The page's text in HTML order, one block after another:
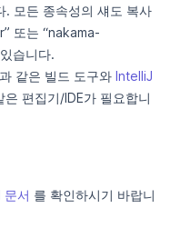
. 모든 종속성의 섀도 복사
또는 “nakama-
습니다.
과 같은 빌드 도구와 IntelliJ
은 편집기/IDE가 필요합니
문서 를 확인하시기 바랍니